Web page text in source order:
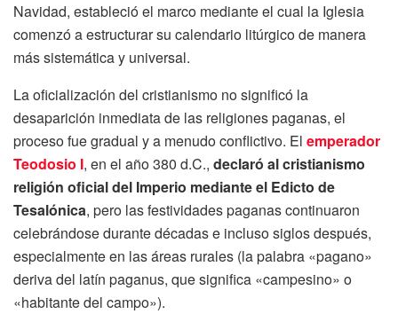
Navidad, estableció el marco mediante el cual la Iglesia
comenzó a estructurar su calendario litúrgico de manera
más sistemática y universal.
La oficialización del cristianismo no significó la
desaparición inmediata de las religiones paganas, el
proceso fue gradual y a menudo conflictivo. El emperador
Teodosio I, en el año 380 d.C., declaró al cristianismo
religión oficial del Imperio mediante el Edicto de
Tesalónica, pero las festividades paganas continuaron
celebrándose durante décadas e incluso siglos después,
especialmente en las áreas rurales (la palabra «pagano»
deriva del latín paganus, que significa «campesino» o
«habitante del campo»).